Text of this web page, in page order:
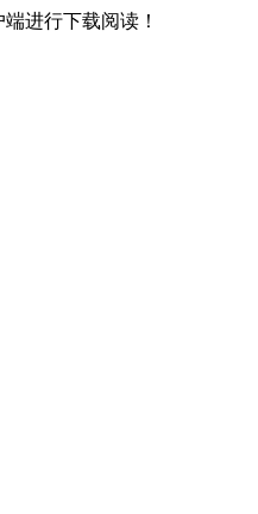
进行下载阅读！